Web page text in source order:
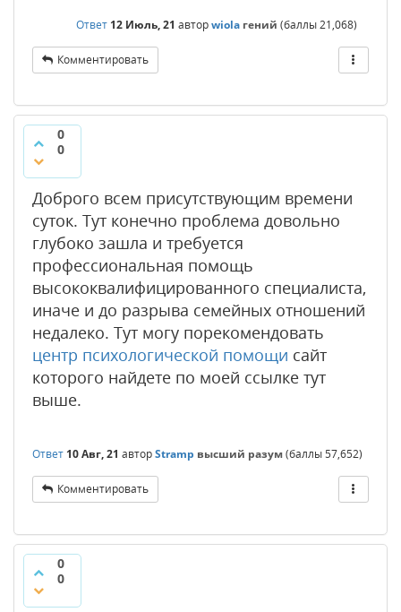
Ответ 12 Июль, 21 авторwiola гений (баллы21,068)
Комментировать
0
0
Доброго всем присутствующим времени
суток. Тут конечно проблема довольно
глубоко зашла и требуется
профессиональная помощь
высококвалифицированного специалиста,
иначе и до разрыва семейных отношений
недалеко. Тут могу порекомендовать
центр психологической помощи сайт
которого найдете по моей ссылке тут
выше.
Ответ 10 Авг, 21 авторStramp высший разум(баллы57,652)
Комментировать
0
0